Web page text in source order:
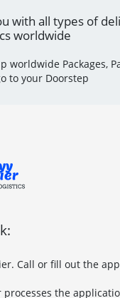
with all types of
worldwide
worldwide Packages,
to your Doorstep
Call or fill out the
processes the